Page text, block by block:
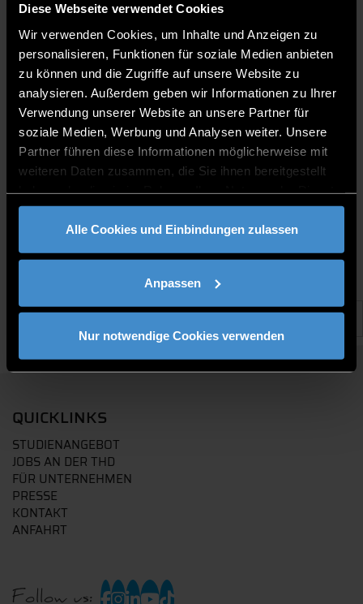
Diese Webseite verwendet Cookies
Wir verwenden Cookies, um Inhalte und Anzeigen zu
personalisieren, Funktionen für soziale Medien anbieten
zu können und die Zugriffe auf unsere Website zu
analysieren. Außerdem geben wir Informationen zu Ihrer
Verwendung unserer Website an unsere Partner für
soziale Medien, Werbung und Analysen weiter. Unsere
Partner führen diese Informationen möglicherweise mit
weiteren Daten zusammen, die Sie ihnen bereitgestellt
gesammelt haben.
Alle Cookies und Einbindungen zulassen
Anpassen
Nur notwendige Cookies verwenden
Kommunikation & Marketing
Online Marketing
Mitarbeiterin
B 203
0991/3615-8241
QUICKLINKS
STUDIENANGEBOT
JOBS AN DER THD
FÜR UNTERNEHMEN
PRESSE
KONTAKT
ANFAHRT
Follow us: